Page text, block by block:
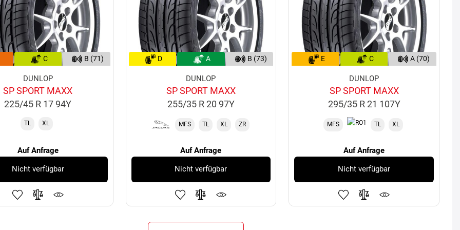
C B (71)
DUNLOP
SP SPORT MAXX
225/45 R 17 94Y
TL XL
Auf Anfrage
Nicht verfügbar
D A B (73)
DUNLOP
SP SPORT MAXX
255/35 R 20 97Y
MFS TL XL ZR
Auf Anfrage
Nicht verfügbar
E C A (70)
DUNLOP
SP SPORT MAXX
295/35 R 21 107Y
MFS TL XL
Auf Anfrage
Nicht verfügbar